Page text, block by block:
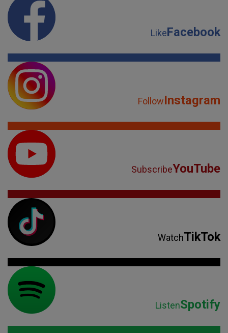
LikeFacebook
FollowInstagram
SubscribeYouTube
WatchTikTok
ListenSpotify